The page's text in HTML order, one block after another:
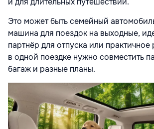
Это может быть семейный
машина для поездок на выходные,
партнёр для отпуска или практичное
в одной поездке нужно совместить
багаж и разные планы.